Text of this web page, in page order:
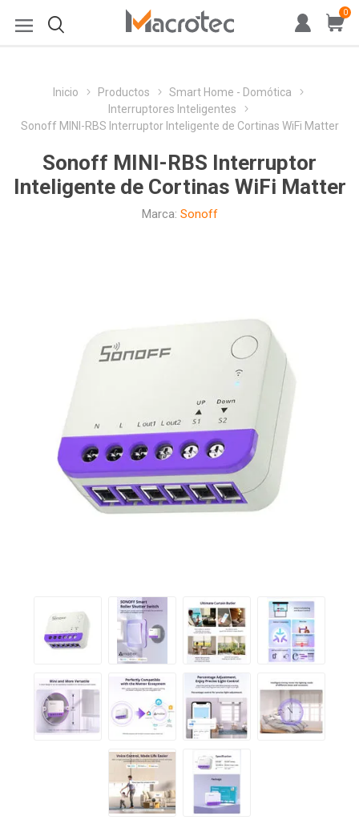
0
Inicio Productos
Smart Home - Domótica
Interruptores Inteligentes
Sonoff MINI-RBS Interruptor Inteligente de Cortinas WiFi Matter
Sonoff MINI-RBS Interruptor
Inteligente de Cortinas WiFi Matter
Marca: Sonoff